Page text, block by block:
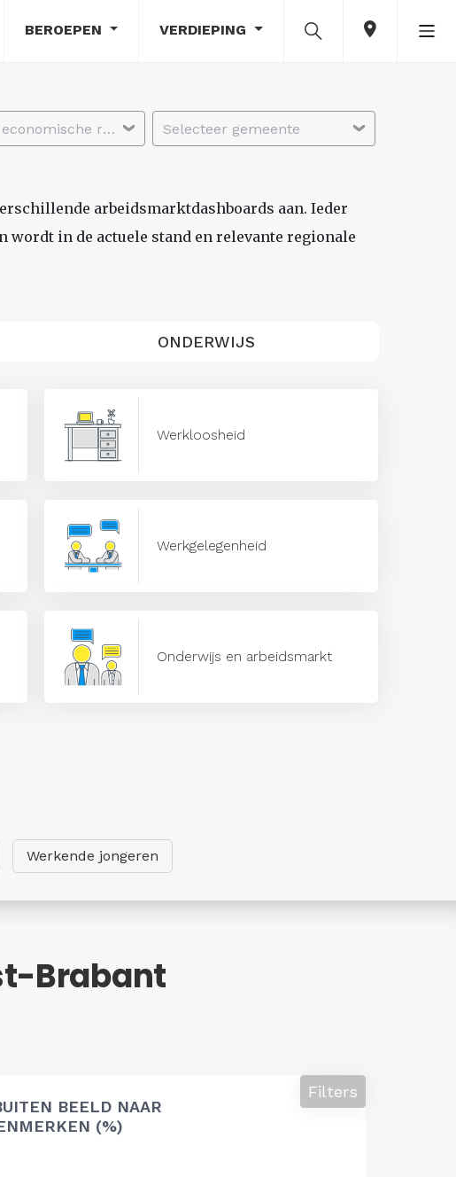
BEROEPEN VERDIEPING
Selecteer economische regio Selecteer gemeente
arbeidsmarktdashboards aan. Ieder
wordt in de actuele stand en relevante regionale
ONDERWIJS
Werkloosheid
Werkgelegenheid
Onderwijs en arbeidsmarkt
Werkende jongeren
Brabant
BEELD NAAR
(%)
Filters